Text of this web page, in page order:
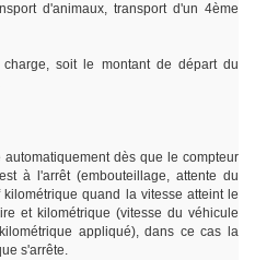
d'animaux, transport d'un 4ème
soit le montant de départ du
dès que le compteur
à l'arrêt (embouteillage, attente du
quand la vitesse atteint le
et kilométrique (vitesse du véhicule
appliqué), dans ce cas la
s'arrête.